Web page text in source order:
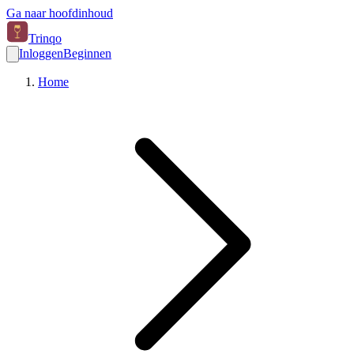
Ga naar hoofdinhoud
Trinqo
InloggenBeginnen
Home